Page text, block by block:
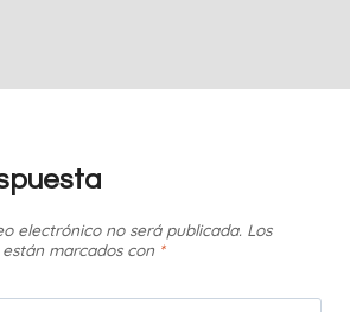
electrónico no será publicada. Los
marcados con *